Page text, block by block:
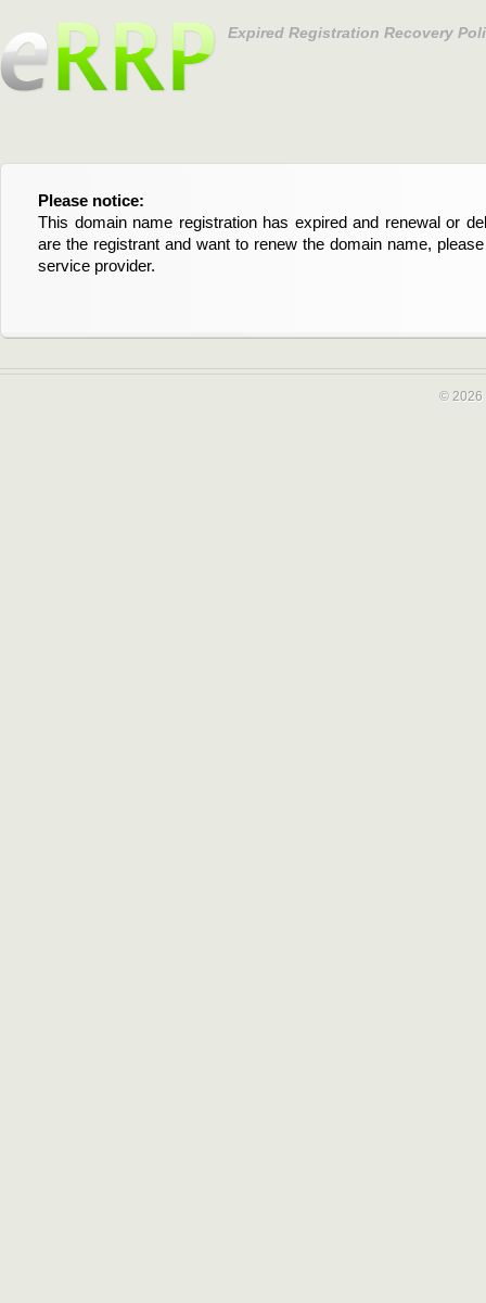
Expired Registration Recovery
Please notice:
This domain name registration has expired and renewal or
are the registrant and want to renew the domain name,
service provider.
Bitte beachten Sie:
Diese Domainregistrierung ist abgelaufen und die
Domain stehen an. Wenn Sie der Registrant sind und
verlängern möchten, kontaktieren Sie bitte Ihren Service-
© 2026